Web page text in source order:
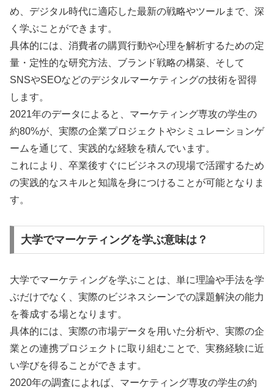
め、デジタル時代に適応した最新の戦略やツールまで、深
く学ぶことができます。
具体的には、消費者の購買行動や心理を解析するための定
量・定性的な研究方法、ブランド戦略の構築、そして
SNSやSEOなどのデジタルマーケティングの技術を習得
します。
2021年のデータによると、マーケティング専攻の学生の
約80%が、実際の企業プロジェクトやシミュレーションゲ
ームを通じて、実践的な経験を積んでいます。
これにより、卒業後すぐにビジネスの現場で活躍するため
の実践的なスキルと知識を身につけることが可能となりま
す。
大学でマーケティングを学ぶ意味は？
大学でマーケティングを学ぶことは、単に理論や手法を学
ぶだけでなく、実際のビジネスシーンでの課題解決の能力
を養成する場となります。
具体的には、実際の市場データを用いた分析や、実際の企
業との連携プロジェクトに取り組むことで、実務経験に近
い学びを得ることができます。
2020年の調査によれば、マーケティング専攻の学生の約